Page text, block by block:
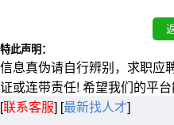
特此声明：
信息真伪请自行辨别，求职应
证或连带责任! 希望我们的平台
[联系客服] [最新找人才]